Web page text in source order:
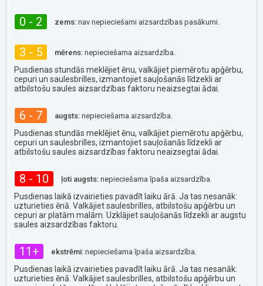
0 - 2 zems: nav nepieciešami aizsardzības pasākumi.
3 - 5 mērens: nepieciešama aizsardzība.
Pusdienas stundās meklējiet ēnu, valkājiet piemērotu apģērbu,
cepuri un saulesbrilles, izmantojiet sauļošanās līdzekli ar
atbilstošu saules aizsardzības faktoru neaizsegtai ādai.
6 - 7 augsts: nepieciešama aizsardzība.
Pusdienas stundās meklējiet ēnu, valkājiet piemērotu apģērbu,
cepuri un saulesbrilles, izmantojiet sauļošanās līdzekli ar
atbilstošu saules aizsardzības faktoru neaizsegtai ādai.
8 - 10 ļoti augsts: nepieciešama īpaša aizsardzība.
Pusdienas laikā izvairieties pavadīt laiku ārā. Ja tas nesanāk:
uzturieties ēnā. Valkājiet saulesbrilles, atbilstošu apģērbu un
cepuri ar platām malām. Uzklājiet sauļošanās līdzekli ar augstu
saules aizsardzības faktoru.
11+ ekstrēmi: nepieciešama īpaša aizsardzība.
Pusdienas laikā izvairieties pavadīt laiku ārā. Ja tas nesanāk:
uzturieties ēnā. Valkājiet saulesbrilles, atbilstošu apģērbu un